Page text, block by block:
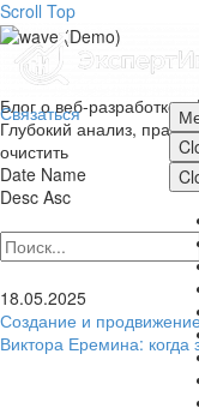
Scroll Top
Связаться
Блог о веб-разработке
Глубокий анализ,
очистить
Date Name
Desc Asc
18.05.2025
Создание и
Виктора Еремина: